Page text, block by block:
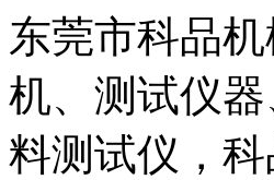
东莞市科品
机、测试仪
料测试仪，